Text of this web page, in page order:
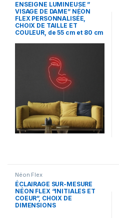
ENSEIGNE LUMINEUSE ”
VISAGE DE DAME” NÉON
FLEX PERSONNALISÉE,
CHOIX DE TAILLE ET
COULEUR, de 55 cm et 80 cm
Néon Flex
ÉCLAIRAGE SUR-MESURE
NÉON FLEX “INITIALES ET
COEUR”, CHOIX DE
DIMENSIONS